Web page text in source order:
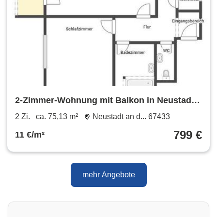
2-Zimmer-Wohnung mit Balkon in Neustadt
an der Weinstraße
2 Zi. ca. 75,13 m² Neustadt an d... 67433
11 €/m² 799 €
mehr Angebote